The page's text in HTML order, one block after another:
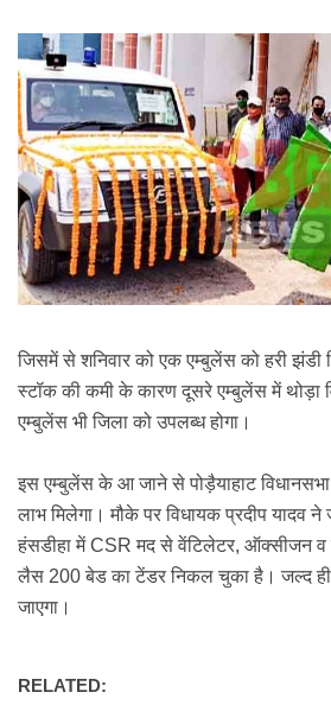
जिसमें से शनिवार को एक एम्बुलेंस को हरी झंडी
स्टॉक की कमी के कारण दूसरे एम्बुलेंस में थोड़ा
एम्बुलेंस भी जिला को उपलब्ध होगा।
इस एम्बुलेंस के आ जाने से पोड़ैयाहाट विधानसभा
लाभ मिलेगा। मौके पर विधायक प्रदीप यादव ने
हंसडीहा में CSR मद से वेंटिलेटर, ऑक्सीजन
लैस 200 बेड का टेंडर निकल चुका है। जल्द ही
जाएगा।
RELATED: